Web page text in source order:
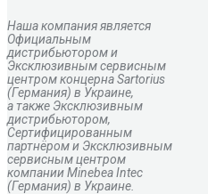
Наша компания является
Официальным
дистрибьютором и
Эксклюзивным сервисным
центромконцернаSartorius
(Германия) в Украине,
а также Эксклюзивным
дистрибьютором,
Сертифицированным
партнёром и Эксклюзивным
сервисным центром
компании Minebea Intec
(Германия) в Украине.